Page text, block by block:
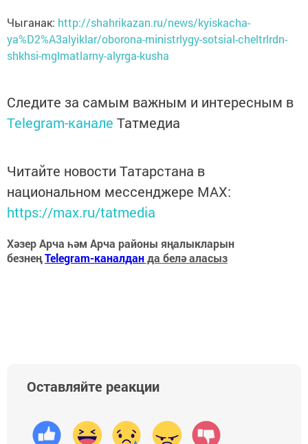
Чыганак: http://shahrikazan.ru/news/kyiskacha-
ya%D2%A3alyiklar/oborona-ministrlygy-sotsial-cheltrlrdn-
shkhsi-mglmatlarny-alyrga-kusha
Следите за самым важным и интересным в
Telegram-канале Татмедиа
Читайте новости Татарстана в
национальном мессенджере MАХ:
https://max.ru/tatmedia
Хәзер Арча һәм Арча районы яңалыкларын
безнеңTelegram-каналданда белә аласыз
Оставляйте реакции